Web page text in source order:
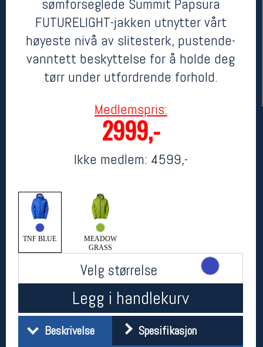
sømforseglede Summit Papsura
FUTURELIGHT-jakken utnytter vårt
høyeste nivå av slitesterk, pustende-
vanntett beskyttelse for å holde deg
tørr under utfordrende forhold.
Medlemspris:
2999,-
Ikke medlem: 4599,-
TNF BLUE
MEADOW
GRASS
Velg størrelse
Legg i handlekurv
Beskrivelse Spesifikasjon
Oslo Sportslager
Torggata 20
0183 Oslo
Telefon: 23 32 62 00
(telefontid man-fredag klokken 10-13)
Vis i kart
Åpningstider butikk
Man-Fredag:
11-18